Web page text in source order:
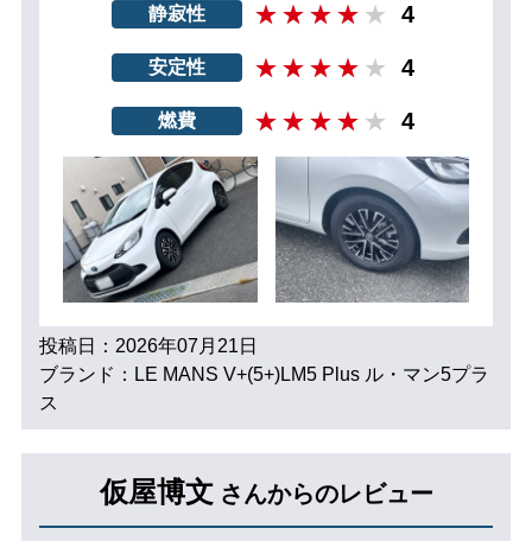
静寂性 4
安定性 4
燃費 4
投稿日：2026年07月21日
ブランド：LE MANS V+(5+)LM5 Plus ル・マン5プラ
ス
仮屋博文 さんからのレビュー